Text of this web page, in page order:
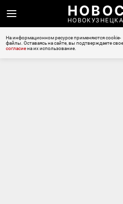
НОВОКУЗНЕЦКА
На информационном ресурсе применяются cookie-
файлы. Оставаясь на сайте, вы подтверждаете свое
согласиена их использование.